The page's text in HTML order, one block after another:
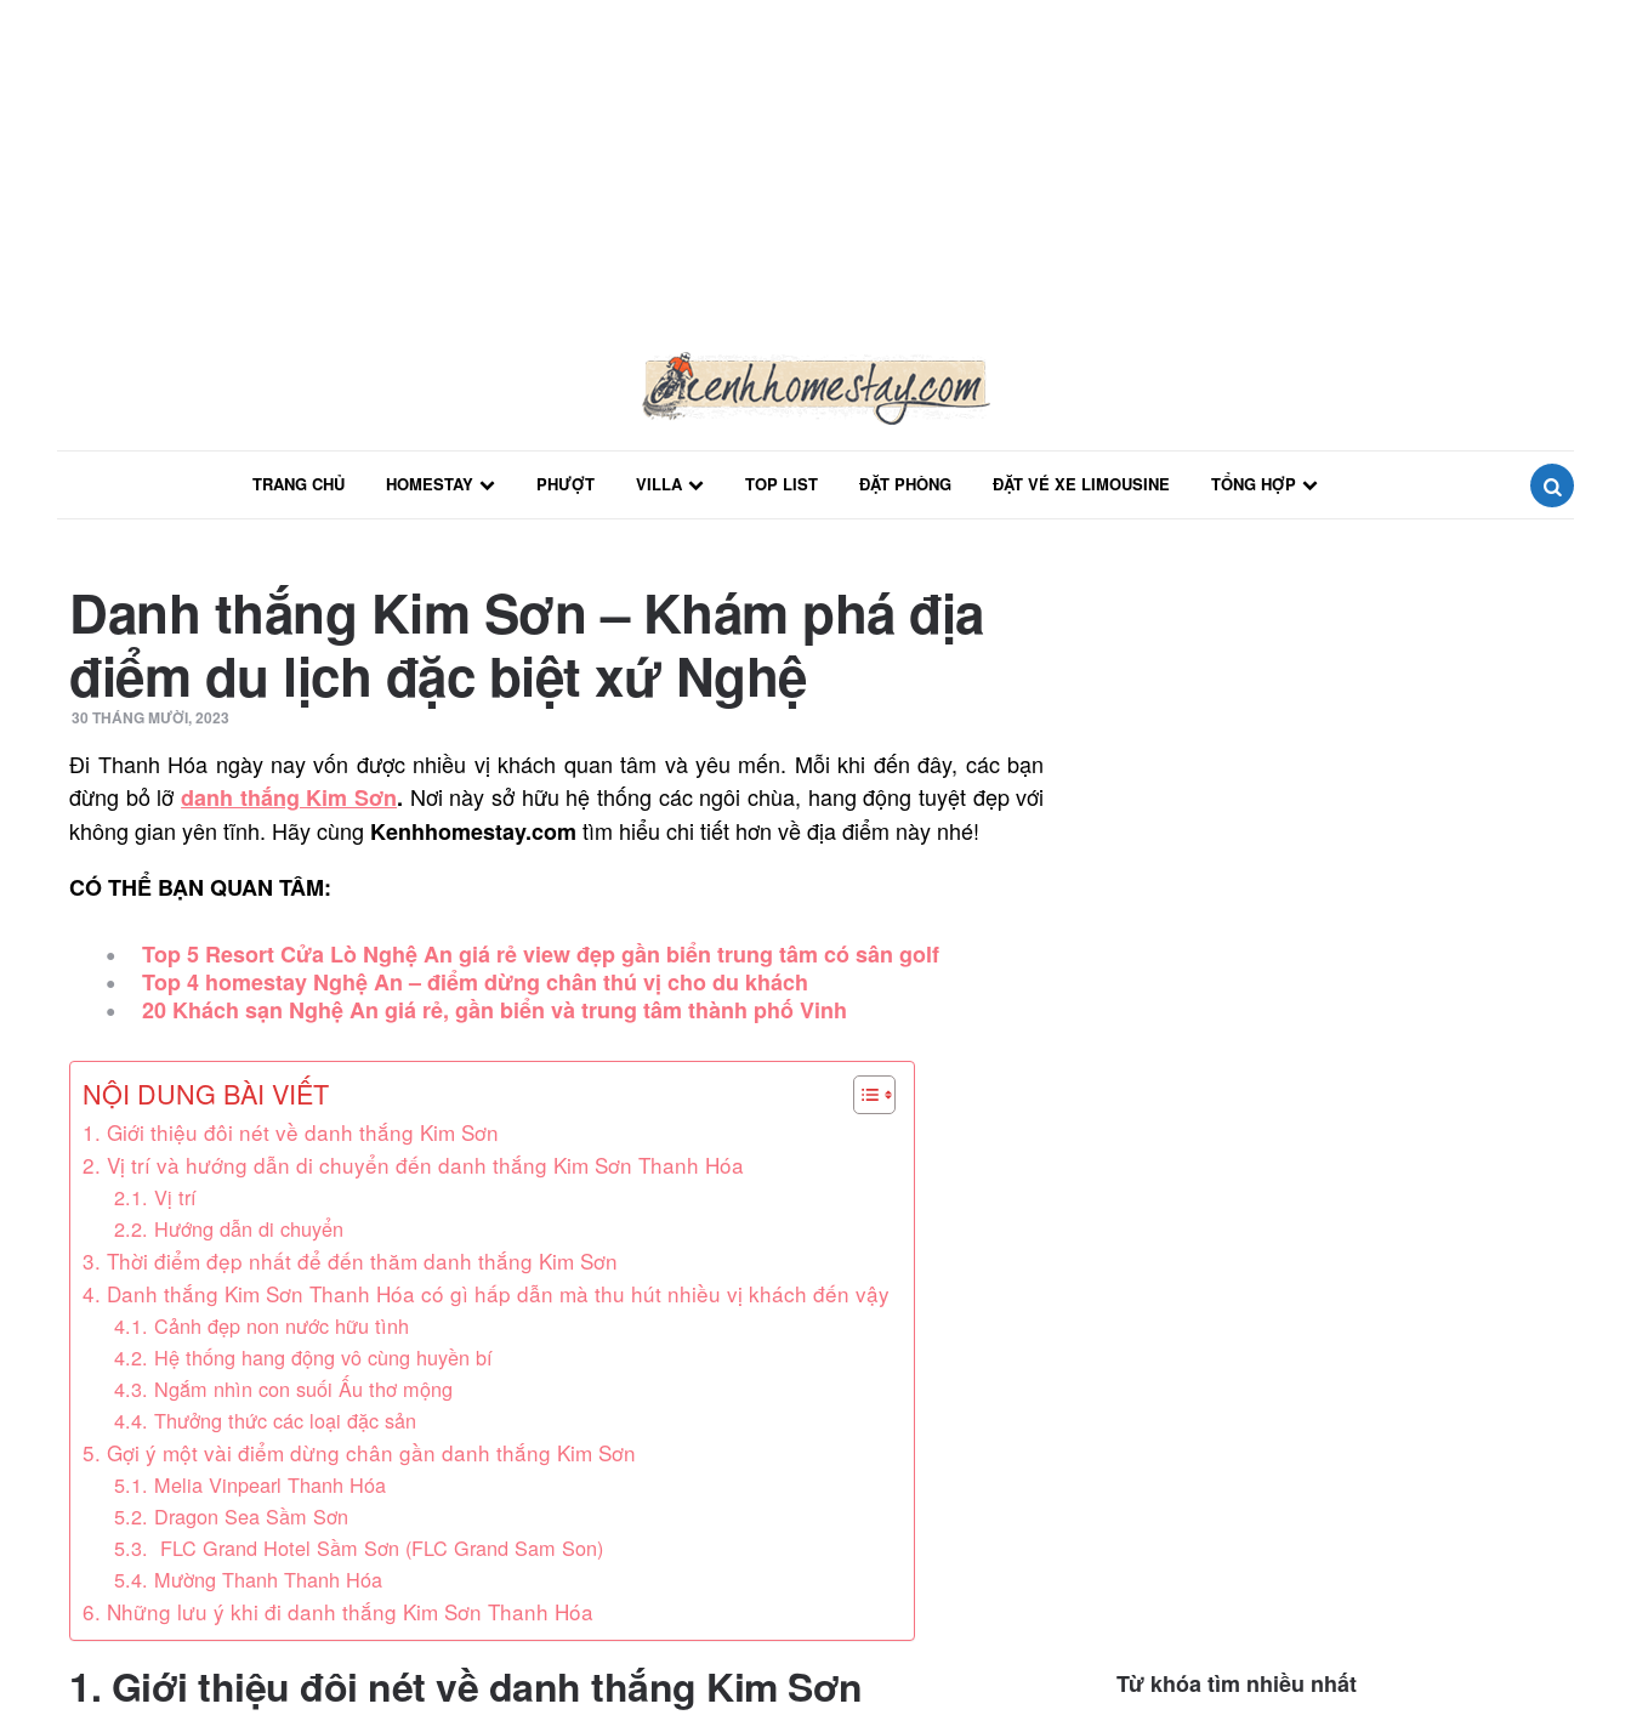
TRANG CHỦ HOMESTAY PHƯỢT VILLA TOP LIST ĐẶT PHÒNG ĐẶT VÉ XE LIMOUSINE
TỔNG HỢP
Danh thắng Kim Sơn – Khám phá địa
điểm du lịch đặc biệt xứ Nghệ
30 THÁNG MƯỜI, 2023
Đi Thanh Hóa ngày nay vốn được nhiều vị khách quan tâm và yêu mến. Mỗi khi đến đây, các bạn
đừng bỏ lỡdanh thắng Kim Sơn. Nơi này sở hữu hệ thống các ngôi chùa, hang động tuyệt đẹp với
không gian yên tĩnh. Hãy cùng Kenhhomestay.com tìm hiểu chi tiết hơn về địa điểm này nhé!
CÓ THỂ BẠN QUAN TÂM:
Top 5 Resort Cửa Lò Nghệ An giá rẻ view đẹp gần biển trung tâm có sân golf
Top 4 homestay Nghệ An – điểm dừng chân thú vị cho du khách
20 Khách sạn Nghệ An giá rẻ, gần biển và trung tâm thành phố Vinh
NỘI DUNG BÀI VIẾT
1. Giới thiệu đôi nét về danh thắng Kim Sơn
2. Vị trí và hướng dẫn di chuyển đến danh thắng Kim Sơn Thanh Hóa
2.1. Vị trí
2.2. Hướng dẫn di chuyển
3. Thời điểm đẹp nhất để đến thăm danh thắng Kim Sơn
4. Danh thắng Kim Sơn Thanh Hóa có gì hấp dẫn mà thu hút nhiều vị khách đến vậy
4.1. Cảnh đẹp non nước hữu tình
4.2. Hệ thống hang động vô cùng huyền bí
4.3. Ngắm nhìn con suối Ấu thơ mộng
4.4. Thưởng thức các loại đặc sản
5. Gợi ý một vài điểm dừng chân gần danh thắng Kim Sơn
5.1. Melia Vinpearl Thanh Hóa
5.2. Dragon Sea Sầm Sơn
5.3. FLC Grand Hotel Sầm Sơn (FLC Grand Sam Son)
5.4. Mường Thanh Thanh Hóa
6. Những lưu ý khi đi danh thắng Kim Sơn Thanh Hóa
1. Giới thiệu đôi nét về danh thắng Kim Sơn Từ khóa tìm nhiều nhất